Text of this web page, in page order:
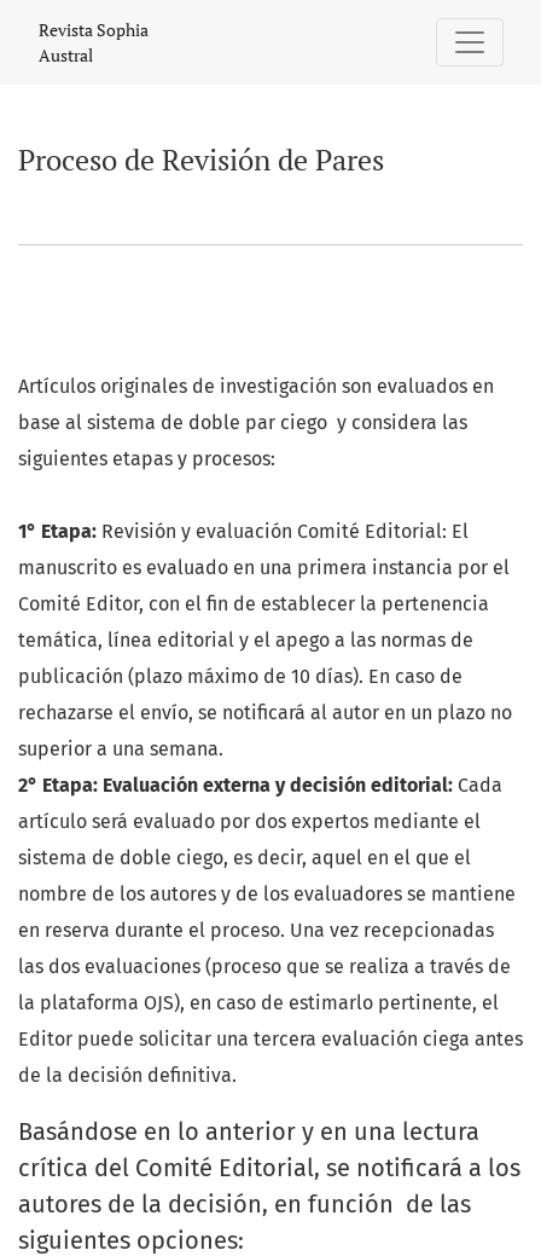
Proceso de Revisión de Pares
Revista Sophia
Austral
Proceso de Revisión de Pares
Artículos originales de investigación son evaluados en
base al sistema de doble par ciego y considera las
siguientes etapas y procesos:
1° Etapa: Revisión y evaluación Comité Editorial: El
manuscrito es evaluado en una primera instancia por el
Comité Editor, con el fin de establecer la pertenencia
temática, línea editorial y el apego a las normas de
publicación (plazo máximo de 10 días). En caso de
rechazarse el envío, se notificará al autor en un plazo no
superior a una semana.
2° Etapa: Evaluación externa y decisión editorial: Cada
artículo será evaluado por dos expertos mediante el
sistema de doble ciego, es decir, aquel en el que el
nombre de los autores y de los evaluadores se mantiene
en reserva durante el proceso. Una vez recepcionadas
las dos evaluaciones (proceso que se realiza a través de
la plataforma OJS), en caso de estimarlo pertinente, el
Editor puede solicitar una tercera evaluación ciega antes
de la decisión definitiva.
Basándose en lo anterior y en una lectura
crítica del Comité Editorial, se notificará a los
autores de la decisión, en función de las
siguientes opciones: